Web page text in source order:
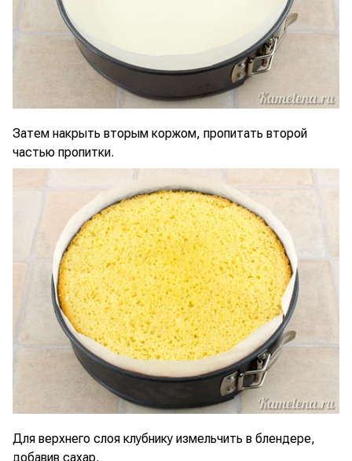
Затем накрыть вторым коржом, пропитать второй
частью пропитки.
Для верхнего слоя клубнику измельчить в блендере,
добавив сахар.